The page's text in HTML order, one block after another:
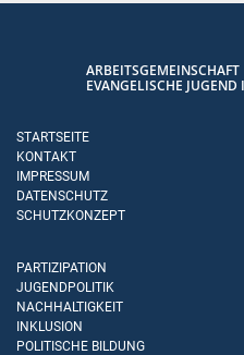
ARBEITSGEMEINSCHAFT
EVANGELISCHE JUGEND
STARTSEITE
KONTAKT
IMPRESSUM
DATENSCHUTZ
SCHUTZKONZEPT
PARTIZIPATION
JUGENDPOLITIK
NACHHALTIGKEIT
INKLUSION
POLITISCHE BILDUNG